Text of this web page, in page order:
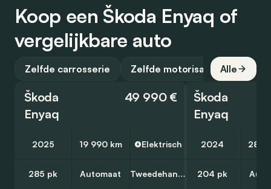
Koop een Škoda Enyaq of
vergelijkbare auto
Zelfde carrosserie Zelfde motorisatie Alle
Škoda
Enyaq
49 990 €
2025 19 990 km Elektrisch
285 pk Automaat Tweedehands
Škoda
Enyaq
2024 28
204 pk